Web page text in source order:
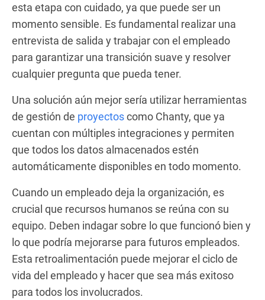
esta etapa con cuidado, ya que puede ser un
momento sensible. Es fundamental realizar una
entrevista de salida y trabajar con el empleado
para garantizar una transición suave y resolver
cualquier pregunta que pueda tener.
Una solución aún mejor sería utilizar herramientas
de gestión de proyectoscomo Chanty, que ya
cuentan con múltiples integraciones y permiten
que todos los datos almacenados estén
automáticamente disponibles en todo momento.
Cuando un empleado deja la organización, es
crucial que recursos humanos se reúna con su
equipo. Deben indagar sobre lo que funcionó bien y
lo que podría mejorarse para futuros empleados.
Esta retroalimentación puede mejorar el ciclo de
vida del empleado y hacer que sea más exitoso
para todos los involucrados.